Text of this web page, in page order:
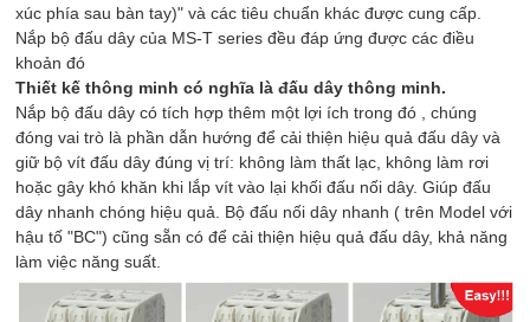
xúc phía sau bàn tay)" và các tiêu chuẩn khác được cung cấp.
Nắp bộ đấu dây của MS-T series đều đáp ứng được các điều
khoản đó
Thiết kế thông minh có nghĩa là đấu dây thông minh.
Nắp bộ đấu dây có tích hợp thêm một lợi ích trong đó , chúng
đóng vai trò là phần dẫn hướng để cải thiện hiệu quả đấu dây và
giữ bộ vít đấu dây đúng vị trí: không làm thất lạc, không làm rơi
hoặc gây khó khăn khi lắp vít vào lại khối đấu nối dây. Giúp đấu
dây nhanh chóng hiệu quả. Bộ đấu nối dây nhanh ( trên Model với
hậu tố "BC") cũng sẵn có để cải thiện hiệu quả đấu dây, khả năng
làm việc năng suất.